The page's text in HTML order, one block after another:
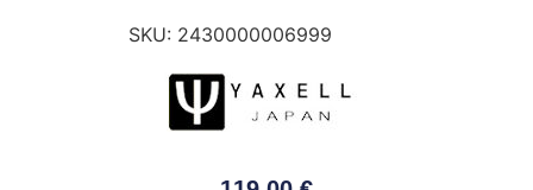
SKU: 2430000006999